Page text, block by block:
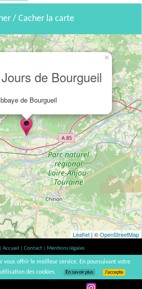
/ Cacher la carte
de Bourgueil
de Bourgueil
×
Leaflet | ©OpenStreetMap
Accueil Contact
Mentions légales
pour la santé, à consommer avec modération. |
vinsnaturels | v3.12
vous offrir le meilleur service. En poursuivant votre
des cookies.
En savoir plus J’accepte